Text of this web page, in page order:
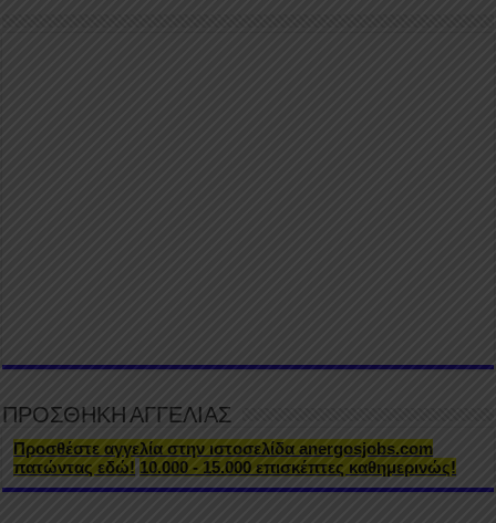
ΠΡΟΣΘΗΚΗ ΑΓΓΕΛΙΑΣ
Προσθέστε αγγελία στην ιστοσελίδα anergosjobs.com
πατώντας εδώ! 10.000 - 15.000 επισκέπτες καθημερινώς!